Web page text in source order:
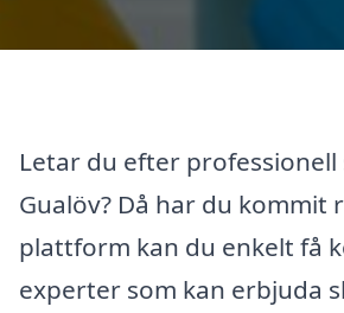
Letar du efter
Gualöv? Då har du kommit
plattform kan du enkelt få
experter som kan erbjuda